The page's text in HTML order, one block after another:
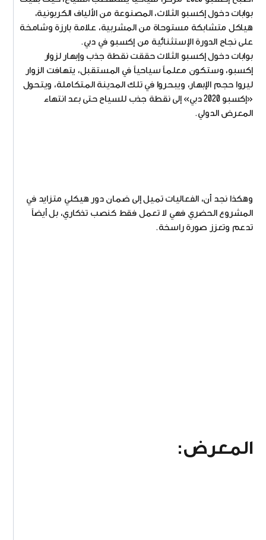
بوابات دخول إكسبو الثلاث، المصنوعة من الألياف الكربونية،
هياكل متشابكة مستوحاة من المشربية، علامة بارزة وشامخة
على نجاح الدورة الإستثنائية من إكسبو في دبي.
بوابات دخول إكسبو الثلاث حققت نقطة جذب وإبهار لزوار
إكسبو، وستكون معلماً سياحياً في المستقبل، يتهافت الزوار
ليروا حجم الإبهار، ويبحروا في تلك المدينة المتكاملة، ويتحول
«إكسبو 2020 دبي» إلى نقطة جذب للسياح حتى بعد انتهاء
المعرض الدولي.
وهكذا نجد أن، الفعاليات تميل إلى ضمان دور هيكلي متزايد في
المشروع الحضري فهي لا تعمل فقط كنصب تذكاري، بل أيضاً
تدعم وتعزز صورة راسخة.
المعرض: